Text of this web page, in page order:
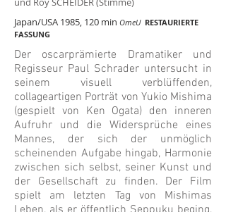
Japan/USA 1985, 120 min OmeU RESTAURIERTE
FASSUNG
Der oscarprämierte Dramatiker und
Regisseur Paul Schrader untersucht in
seinem visuell verblüffenden,
collageartigen Porträt von Yukio Mishima
(gespielt von Ken Ogata) den inneren
Aufruhr und die Widersprüche eines
Mannes, der sich der unmöglich
scheinenden Aufgabe hingab, Harmonie
zwischen sich selbst, seiner Kunst und
der Gesellschaft zu finden. Der Film
spielt am letzten Tag von Mishimas